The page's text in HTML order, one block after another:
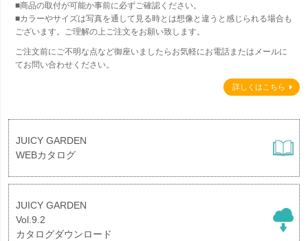
■商品の取付が可能か事前に必ずご確認ください。
■カラーやサイズは写真を通して見る時とは想像と違うと感じられる場合も
ございます。ご理解の上ご注文をお願い致します。
ご注文前にご不明な点など御座いましたらお気軽にお電話またはメールに
てお問い合わせください。
詳しくはこちら
JUICY GARDEN
WEBカタログ
JUICY GARDEN
Vol.9.2
カタログダウンロード